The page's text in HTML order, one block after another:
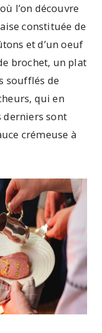
l’on découvre
constituée de
et d’un oeuf
brochet, un plat
soufflés de
qui en
derniers sont
crémeuse à